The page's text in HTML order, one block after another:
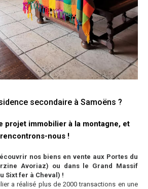
secondaire à Samoëns ?
projet immobilier à la montagne, et
rencontrons-nous !
nos biens en vente aux Portes du
Avoriaz) ou dans le Grand Massif
Sixt fer à Cheval) !
a réalisé plus de 2000 transactions en une